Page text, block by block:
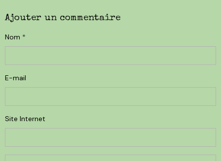
Ajouter un commentaire
Nom
E-mail
Site Internet